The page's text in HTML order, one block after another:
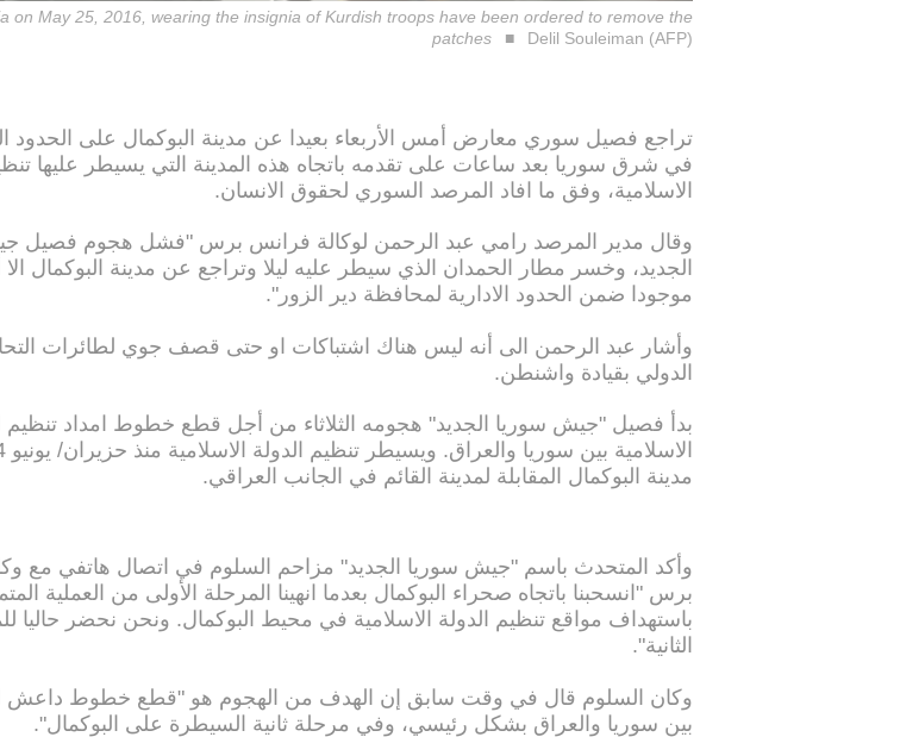
on May 25, 2016, wearing the insignia of Kurdish troops have been ordered to remove the
patches
Delil Souleiman (AFP)
تراجع فصيل سوري معارض أمس الأربعاء بعيدا عن مدينة البوكمال على الحدود
في شرق سوريا بعد ساعات على تقدمه باتجاه هذه المدينة التي يسيطر عليها
الاسلامية، وفق ما افاد المرصد السوري لحقوق الانسان.
وقال مدير المرصد رامي عبد الرحمن لوكالة فرانس برس "فشل هجوم فصيل
الجديد، وخسر مطار الحمدان الذي سيطر عليه ليلا وتراجع عن مدينة البوكمال الا
موجودا ضمن الحدود الادارية لمحافظة دير الزور".
وأشار عبد الرحمن الى أنه ليس هناك اشتباكات او حتى قصف جوي لطائرات
الدولي بقيادة واشنطن.
بدأ فصيل "جيش سوريا الجديد" هجومه الثلاثاء من أجل قطع خطوط امداد تنظيم
مدينة البوكمال المقابلة لمدينة القائم في الجانب العراقي.
وأكد المتحدث باسم "جيش سوريا الجديد" مزاحم السلوم في اتصال هاتفي مع
برس "انسحبنا باتجاه صحراء البوكمال بعدما انهينا المرحلة الأولى من العملية
باستهداف مواقع تنظيم الدولة الاسلامية في محيط البوكمال. ونحن نحضر حاليا
الثانية".
وكان السلوم قال في وقت سابق إن الهدف من الهجوم هو "قطع خطوط داعش
بين سوريا والعراق بشكل رئيسي، وفي مرحلة ثانية السيطرة على البوكمال".